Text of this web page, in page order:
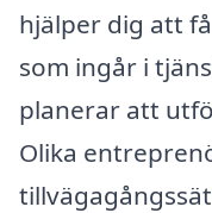
hjälper dig att
som ingår i
planerar att
Olika